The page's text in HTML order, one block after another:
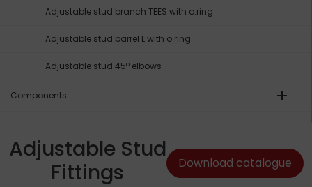
Adjustable stud branch TEES with o.ring
Adjustable stud barrel L with o.ring
Adjustable stud 45º elbows
Components add
Adjustable Stud
Fittings
Download catalogue